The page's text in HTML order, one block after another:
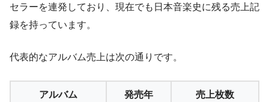
セラーを連発しており、現在でも日本音楽史に残る売上記
録を持っています。
代表的なアルバム売上は次の通りです。
アルバム 発売年 売上枚数